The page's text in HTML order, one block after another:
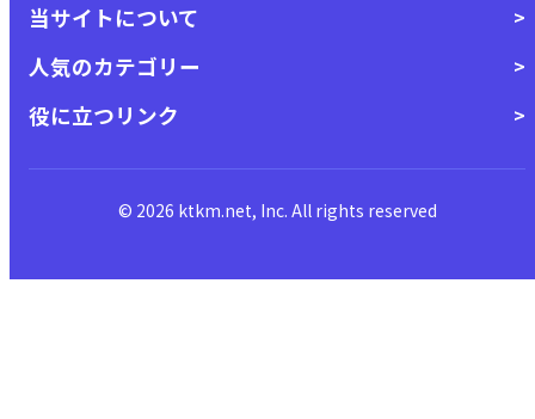
当サイトについて
人気のカテゴリー
役に立つリンク
© 2026 ktkm.net, Inc. All rights reserved